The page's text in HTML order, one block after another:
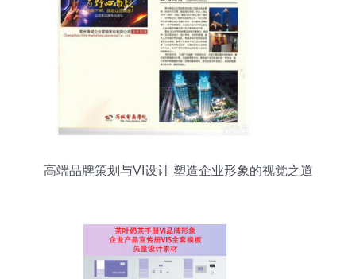
高端品牌策划与VI设计 塑造企业形象的视觉之道